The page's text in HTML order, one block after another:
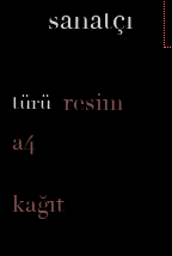
sanatçı
türü resim
a4
kağıt